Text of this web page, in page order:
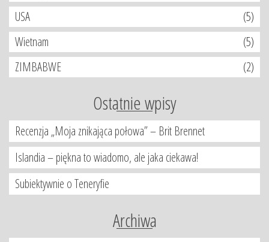
USA
(5)
Wietnam
(5)
ZIMBABWE
(2)
Ostatnie wpisy
Recenzja „Moja znikająca połowa” – Brit Brennet
Islandia – piękna to wiadomo, ale jaka ciekawa!
Subiektywnie o Teneryfie
Archiwa